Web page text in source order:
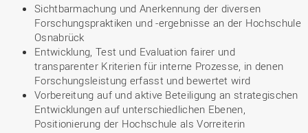
Sichtbarmachung und Anerkennung der diversen
Forschungspraktiken und -ergebnisse an der Hochschule
Osnabrück
Entwicklung, Test und Evaluation fairer und
transparenter Kriterien für interne Prozesse, in denen
Forschungsleistung erfasst und bewertet wird
Vorbereitung auf und aktive Beteiligung an strategischen
Entwicklungen auf unterschiedlichen Ebenen,
Positionierung der Hochschule als Vorreiterin